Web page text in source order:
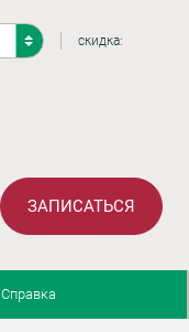
скидка:
ЗАПИСАТЬСЯ
Справка